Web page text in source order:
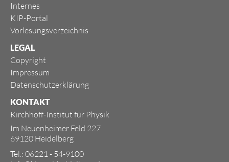
Internes
KIP-Portal
Vorlesungsverzeichnis
LEGAL
Copyright
Impressum
Datenschutzerklärung
KONTAKT
Kirchhoff-Institut für Physik
Im Neuenheimer Feld 227
69120 Heidelberg
Tel.: 06221 - 54-9100